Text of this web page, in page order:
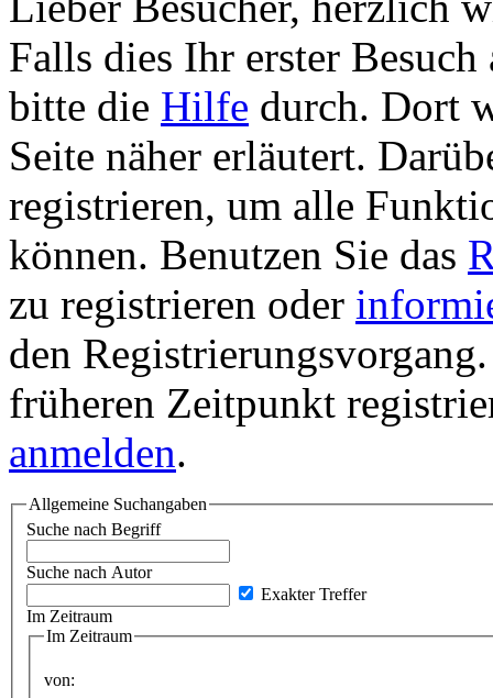
Falls dies Ihr erster
bitte die Hilfe durch. Dort
Seite näher erläutert.
registrieren, um alle
können. Benutzen Sie das
zu registrieren oder
den
früheren Zeitpunkt
anmelden.
Allgemeine Suchangaben
Suche nach Begriff
Suche nach Autor
Exakter Treffer
Im Zeitraum
Im Zeitraum
von: